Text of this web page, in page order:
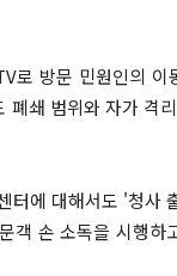
로 방문 민원인의
폐쇄 범위와 자가 격
터에 대해서도 '청사
객 손 소독을 시행하